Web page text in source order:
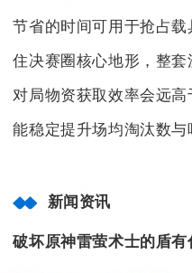
节省的时间可用于抢占
住决赛圈核心地形，整套
对局物资获取效率会远
能稳定提升场均淘汰数与
新闻资讯
破坏原神雷萤术士的盾有